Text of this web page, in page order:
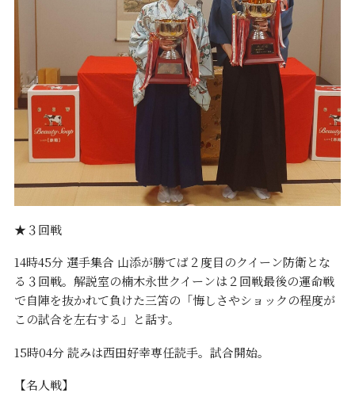
★３回戦
14時45分 選手集合 山添が勝てば２度目のクイーン防衛とな
る３回戦。解説室の楠木永世クイーンは２回戦最後の運命戦
で自陣を抜かれて負けた三笘の「悔しさやショックの程度が
この試合を左右する」と話す。
15時04分 読みは西田好幸専任読手。試合開始。
【名人戦】